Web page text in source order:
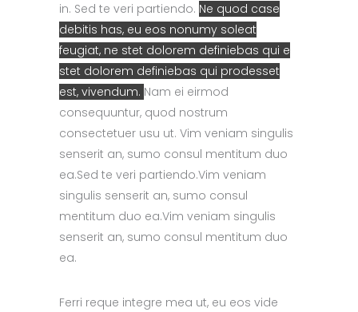
in. Sed te veri partiendo. Ne quod case
debitis has, eu eos nonumy soleat
feugiat, ne stet dolorem definiebas qui e
stet dolorem definiebas qui prodesset
est, vivendum. Nam ei eirmod
consequuntur, quod nostrum
consectetuer usu ut. Vim veniam singulis
senserit an, sumo consul mentitum duo
ea.Sed te veri partiendo.Vim veniam
singulis senserit an, sumo consul
mentitum duo ea.Vim veniam singulis
senserit an, sumo consul mentitum duo
ea.
Ferri reque integre mea ut, eu eos vide